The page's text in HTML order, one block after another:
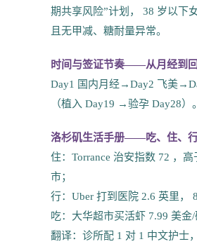
期共享风险”计划， 38 岁以下
且无甲减、糖耐量异常。
时间与签证节奏——从月经到
Day1 国内月经→Day2 飞美
（植入 Day19 →验孕 Day28）
洛杉矶生活手册——吃、住、
住：Torrance 治安指数 72 ，
市；
行：Uber 打到医院 2.6 英里，
吃：大华超市买活虾 7.99 美金
翻译：诊所配 1 对 1 中文护士